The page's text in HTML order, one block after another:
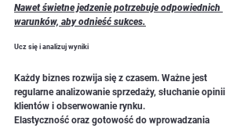
Nawet świetne jedzenie potrzebuje odpowiednich
warunków, aby odnieść sukces.
Ucz się i analizuj wyniki
Każdy biznes rozwija się z czasem. Ważne jest
regularne analizowanie sprzedaży, słuchanie opinii
klientów i obserwowanie rynku.
Elastyczność oraz gotowość do wprowadzania